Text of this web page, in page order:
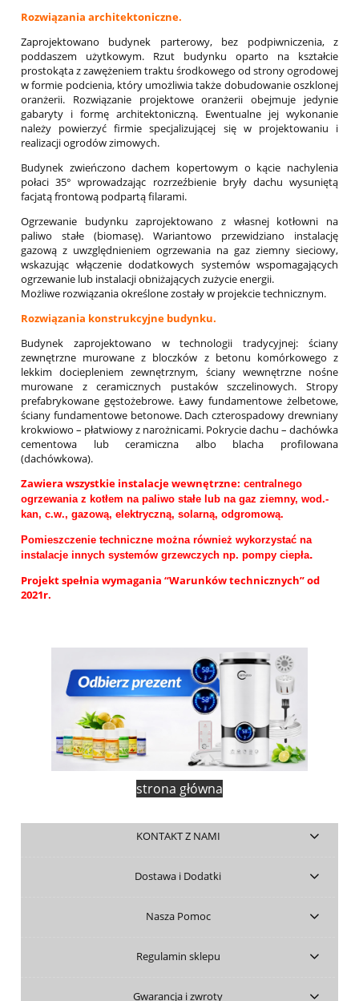
Rozwiązania architektoniczne.
Zaprojektowano budynek parterowy, bez podpiwniczenia, z
poddaszem użytkowym. Rzut budynku oparto na kształcie
prostokąta z zawężeniem traktu środkowego od strony ogrodowej
w formie podcienia, który umożliwia także dobudowanie oszklonej
oranżerii. Rozwiązanie projektowe oranżerii obejmuje jedynie
gabaryty i formę architektoniczną. Ewentualne jej wykonanie
należy powierzyć firmie specjalizującej się w projektowaniu i
realizacji ogrodów zimowych.
Budynek zwieńczono dachem kopertowym o kącie nachylenia
połaci 35° wprowadzając rozrzeźbienie bryły dachu wysuniętą
facjatą frontową podpartą filarami.
Ogrzewanie budynku zaprojektowano z własnej kotłowni na
paliwo stałe (biomasę). Wariantowo przewidziano instalację
gazową z uwzględnieniem ogrzewania na gaz ziemny sieciowy,
wskazując włączenie dodatkowych systemów wspomagających
ogrzewanie lub instalacji obniżających zużycie energii.
Możliwe rozwiązania określone zostały w projekcie technicznym.
Rozwiązania konstrukcyjne budynku.
Budynek zaprojektowano w technologii tradycyjnej: ściany
zewnętrzne murowane z bloczków z betonu komórkowego z
lekkim dociepleniem zewnętrznym, ściany wewnętrzne nośne
murowane z ceramicznych pustaków szczelinowych. Stropy
prefabrykowane gęstożebrowe. Ławy fundamentowe żelbetowe,
ściany fundamentowe betonowe. Dach czterospadowy drewniany
krokwiowo – płatwiowy z narożnicami. Pokrycie dachu – dachówka
cementowa lub ceramiczna albo blacha profilowana
(dachówkowa).
Zawiera wszystkie instalacje wewnętrzne: centralnego
ogrzewania z kotłem na paliwo stałe lub na gaz ziemny, wod.-
kan, c.w., gazową, elektryczną, solarną, odgromową.
Pomieszczenie techniczne można również wykorzystać na
instalacje innych systemów grzewczych np. pompy ciepła.
Projekt spełnia wymagania “Warunków technicznych” od
2021r.
strona główna
KONTAKT Z NAMI
Dostawa i Dodatki
Nasza Pomoc
Regulamin sklepu
Gwarancja i zwroty